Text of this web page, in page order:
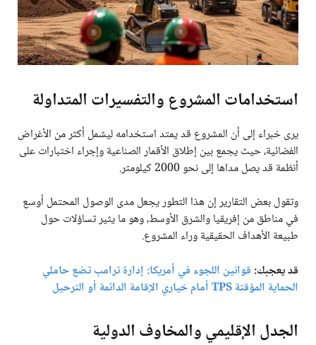
استخدامات المشروع والتفسيرات المتداولة
يرى خبراء إلى أن المشروع قد يمتد استخدامه ليشمل أكثر من الأغراض
الفضائية، حيث يجمع بين إطلاق الأقمار الصناعية وإجراء اختبارات على
أنظمة قد يصل مداها إلى نحو 2000 كيلومتر.
وتقول بعض التقارير إن هذا التطور يجعل مدى الوصول المحتمل أوسع
في مناطق من إفريقيا والشرق الأوسط، وهو ما يثير تساؤلات حول
طبيعة الأهداف الحقيقية وراء المشروع.
قد يعجبك: قوانين اللجوء في أمريكا: إدارة ترامب تضع حاملي
الحماية المؤقتة TPS أمام خياري الإقامة الدائمة أو الترحيل
الجدل الإقليمي والمخاوف الدولية